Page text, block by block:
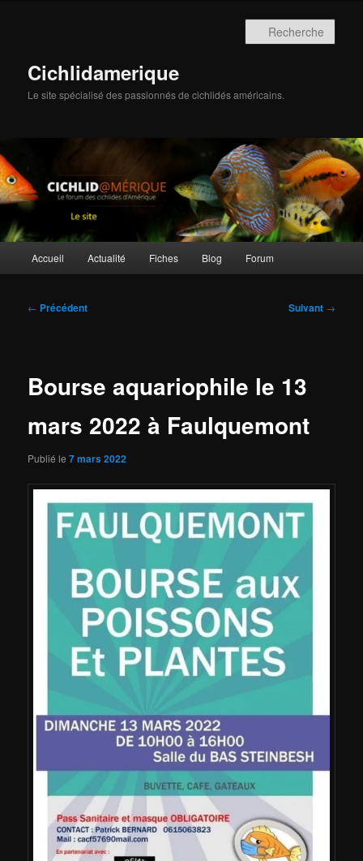
Cichlidamerique
Le site spécialisé des passionnés de cichlidés américains.
Accueil Actualité Fiches Blog Forum
Navigation
← Précédent Suivant →
Bourse aquariophile le 13
mars 2022 à Faulquemont
Publié le7 mars 2022